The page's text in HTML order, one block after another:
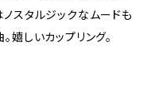
スタルジックなムードも
嬉しいカップリング。